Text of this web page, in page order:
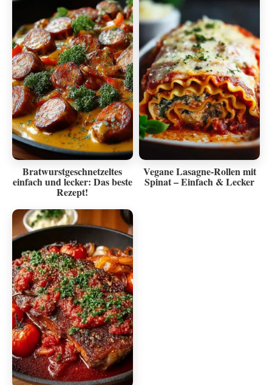
Bratwurstgeschnetzeltes
einfach und lecker: Das beste
Rezept!
Vegane Lasagne-Rollen mit
Spinat – Einfach & Lecker